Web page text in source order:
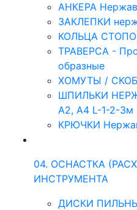
АНКЕРА
ЗАКЛЕПКИ
КОЛЬЦА
ТРАВЕРСА -
образные
ХОМУТЫ /
ШПИЛЬКИ
A2, А4 L-1-2-3м
КРЮЧКИ
04. ОСНАСТКА
ИНСТРУМЕНТА
ДИСКИ